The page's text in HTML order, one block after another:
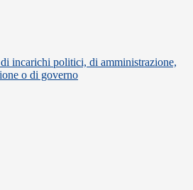
incarichi politici, di amministrazione,
o di governo